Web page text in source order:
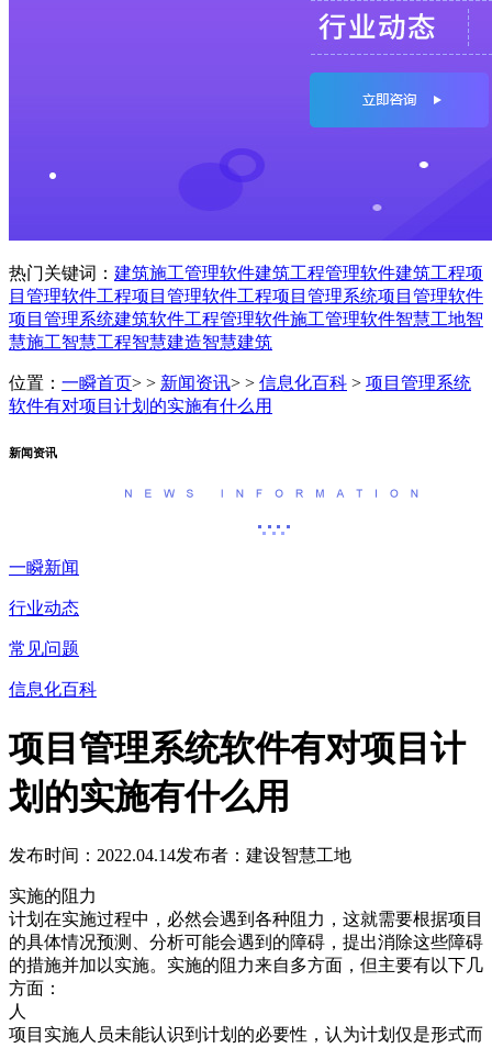
热门关键词： 建筑施工管理软件建筑工程管理软件建筑工程项
目管理软件工程项目管理软件工程项目管理系统项目管理软件
项目管理系统建筑软件工程管理软件施工管理软件智慧工地智
慧施工智慧工程智慧建造智慧建筑
位置： 一瞬首页> > 新闻资讯> > 信息化百科 > 项目管理系统
软件有对项目计划的实施有什么用
新闻资讯
一瞬新闻
行业动态
常见问题
信息化百科
项目管理系统软件有对项目计
划的实施有什么用
发布时间：2022.04.14发布者：建设智慧工地
实施的阻力
计划在实施过程中，必然会遇到各种阻力，这就需要根据项目
的具体情况预测、分析可能会遇到的障碍，提出消除这些障碍
的措施并加以实施。实施的阻力来自多方面，但主要有以下几
方面：
人
项目实施人员未能认识到计划的必要性，认为计划仅是形式而